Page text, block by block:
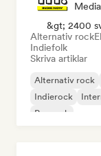
&gt; 2400
Alternativ rock
Indiefolk
Skriva artiklar
Alternativ rock
Indierock
Poprock